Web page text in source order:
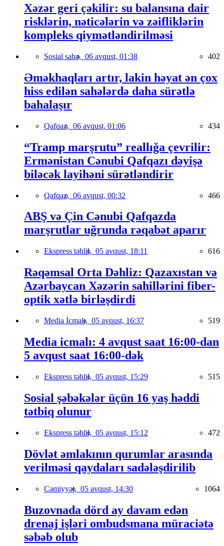
Xəzər geri çəkilir: su balansına dair
risklərin, nəticələrin və zəifliklərin
kompleks qiymətləndirilməsi
Sosial sahə, 06 avqust, 01:38 402
Əməkhaqları artır, lakin həyat ən çox
hiss edilən sahələrdə daha sürətlə
bahalaşır
Qafqaz, 06 avqust, 01:06 434
“Tramp marşrutu” reallığa çevrilir:
Ermənistan Cənubi Qafqazı dəyişə
biləcək layihəni sürətləndirir
Qafqaz, 06 avqust, 00:32 466
ABŞ və Çin Cənubi Qafqazda
marşrutlar uğrunda rəqabət aparır
Ekspress təhlil, 05 avqust, 18:11 616
Rəqəmsal Orta Dəhliz: Qazaxıstan və
Azərbaycan Xəzərin sahillərini fiber-
optik xətlə birləşdirdi
Media İcmalı, 05 avqust, 16:37 519
Media icmalı: 4 avqust saat 16:00-dan
5 avqust saat 16:00-dək
Ekspress təhlil, 05 avqust, 15:29 515
Sosial şəbəkələr üçün 16 yaş həddi
tətbiq olunur
Ekspress təhlil, 05 avqust, 15:12 472
Dövlət əmlakının qurumlar arasında
verilməsi qaydaları sadələşdirilib
Cəmiyyət, 05 avqust, 14:30 1064
Buzovnada dörd ay davam edən
drenaj işləri ombudsmana müraciətə
səbəb olub